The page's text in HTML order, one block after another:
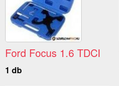
Ford Focus 1.6 TDCI
1 db